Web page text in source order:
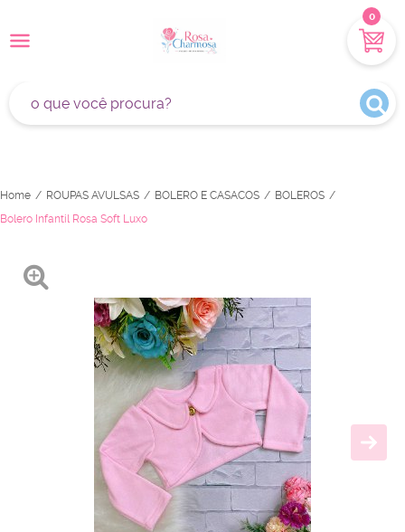
0
Home ROUPAS AVULSAS BOLERO E CASACOS
BOLEROS
Bolero Infantil Rosa Soft Luxo